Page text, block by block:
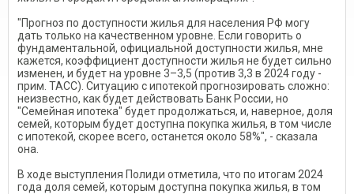
"Прогноз по доступности жилья для населения РФ могу
дать только на качественном уровне. Если говорить о
фундаментальной, официальной доступности жилья, мне
кажется, коэффициент доступности жилья не будет сильно
изменен, и будет на уровне 3–3,5 (против 3,3 в 2024 году -
прим. ТАСС). Ситуацию с ипотекой прогнозировать сложно:
неизвестно, как будет действовать Банк России, но
"Семейная ипотека" будет продолжаться, и, наверное, доля
семей, которым будет доступна покупка жилья, в том числе
с ипотекой, скорее всего, останется около 58%", - сказала
она.
В ходе выступления Полиди отметила, что по итогам 2024
года доля семей, которым доступна покупка жилья, в том